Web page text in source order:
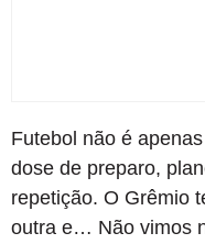
Futebol não é
dose de preparo,
repetição. O Grêmio
outra e… Não vimos